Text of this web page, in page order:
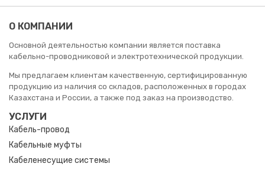
О КОМПАНИИ
Основной деятельностью компании является поставка
кабельно-проводниковой и электротехнической продукции.
Мы предлагаем клиентам качественную, сертифицированную
продукцию из наличия со складов, расположенных в городах
Казахстана и России, а также под заказ на производство.
УСЛУГИ
Кабель-провод
Кабельные муфты
Кабеленесущие системы